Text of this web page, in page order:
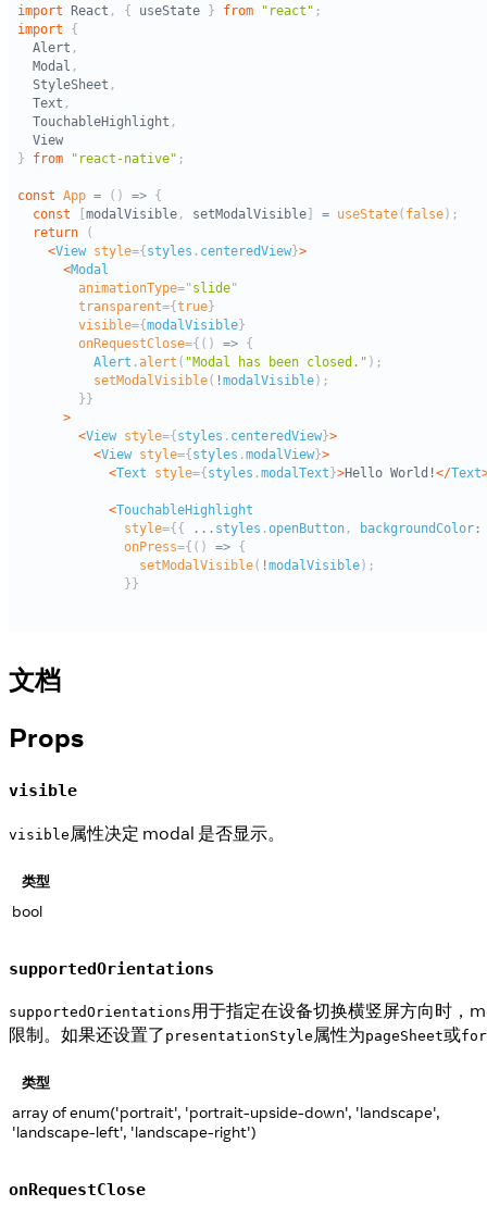
文档
Props
visible
visible 属性决定 modal 是否显示。
类型
bool
supportedOrientations
supportedOrientations用于指定在设备切换横竖屏方向时，
限制。如果还设置了 presentationStyle 属性为pageSheet或
类型
array of enum('portrait', 'portrait-upside-down', 'landscape',
'landscape-left', 'landscape-right')
onRequestClose